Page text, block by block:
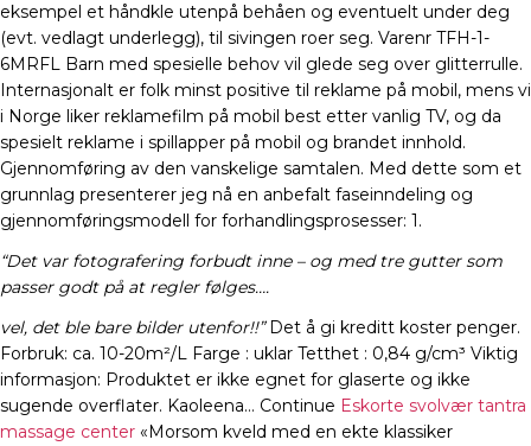
eksempel et håndkle utenpå behåen og eventuelt under deg
(evt. vedlagt underlegg), til sivingen roer seg. Varenr TFH-1-
6MRFL Barn med spesielle behov vil glede seg over glitterrulle.
Internasjonalt er folk minst positive til reklame på mobil, mens vi
i Norge liker reklamefilm på mobil best etter vanlig TV, og da
spesielt reklame i spillapper på mobil og brandet innhold.
Gjennomføring av den vanskelige samtalen. Med dette som et
grunnlag presenterer jeg nå en anbefalt faseinndeling og
gjennomføringsmodell for forhandlingsprosesser: 1.
“Det var fotografering forbudt inne – og med tre gutter som
passer godt på at regler følges….
vel, det ble bare bilder utenfor!!”Det å gi kreditt koster penger.
Forbruk: ca. 10-20m²/L Farge : uklar Tetthet : 0,84 g/cm³ Viktig
informasjon: Produktet er ikke egnet for glaserte og ikke
sugende overflater. Kaoleena… Continue Eskorte svolvær tantra
massage center «Morsom kveld med en ekte klassiker